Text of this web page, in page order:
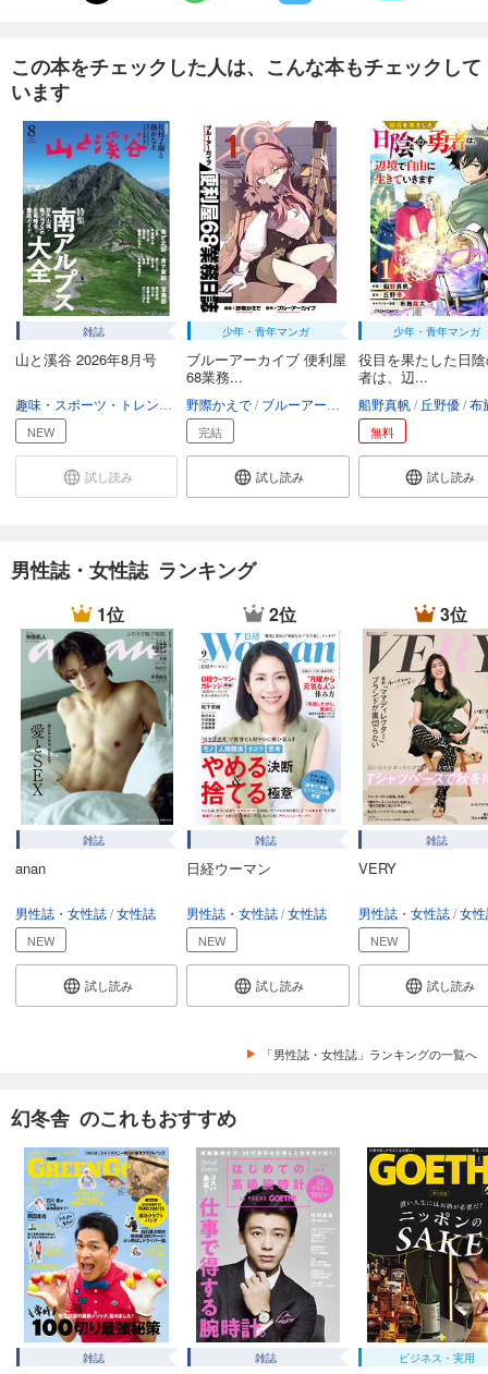
あらすじを表示する
999円 (税込)
カート
試し読み
あらすじを表示する
GOETHE[ゲーテ] 2025年1月号
999円 (税込)
カート
試し読み
あらすじを表示する
GOETHE[ゲーテ] 2024年12月号
999円 (税込)
カート
GOETHE[ゲーテ] 2024年11月号
999
カート
試し読み
あらすじを表示する
GOETHE[ゲーテ] 2024年10月号
999
円 (税込)
カート
試し読み
あらすじを表示する
999円 (税込)
試し読み
あらすじを表示する
GOETHE[ゲーテ] 2024年8月号
試し読み
あらすじを表示する
GOETHE[ゲーテ] 2024年7月号
999円 (税込)
カート
試し読み
あらすじを表示する
GOETHE[ゲーテ] 2024年6月号
この本をチェックした人は、こんな本もチェックして
います
雑誌
山と溪谷 2026年8月号
趣味・生活
NEW
試し読み
少年・青年マンガ
ブルーアーカイブ 便利屋
68業務...
野際かえで ブルーアーカイブ
完結
試し読み
少年・青年マンガ
役目を果たした日
者は、辺...
船野真帆 丘野優 布施
無料
試し読み
男性誌・女性誌 ランキング
1位
雑誌
anan
男性誌・女性誌 女性誌
NEW
試し読み
2位
雑誌
日経ウーマン
男性誌・女性誌 女性誌
NEW
試し読み
3位
雑誌
VERY
男性誌・女性誌 女
NEW
試し読み
「男性誌・女性誌」ランキングの一覧へ
幻冬舎 のこれもおすすめ
雑誌 雑誌 ビジネス・実用